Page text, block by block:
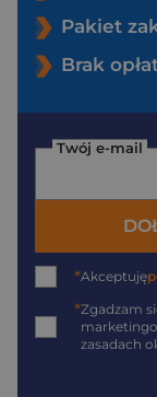
Pakiet
Brak
Twój e-mail
*Akceptuję
*Zgadzam
zasadach